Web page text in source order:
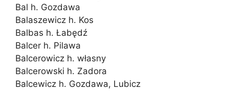
Bal h. Gozdawa
Balaszewicz h. Kos
Balbas h. Łabędź
Balcer h. Pilawa
Balcerowicz h. własny
Balcerowski h. Zadora
Balcewicz h. Gozdawa, Lubicz